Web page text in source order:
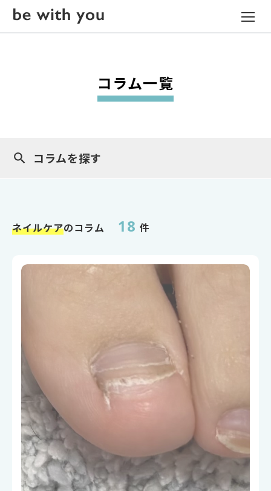
コラム一覧
ネイルケアのコラム 18件
コラムを探す